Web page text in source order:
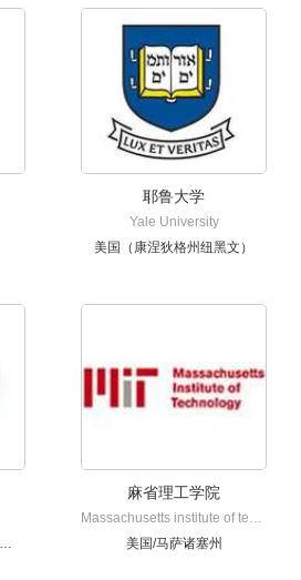
耶鲁大学
Yale University
美国（康涅狄格州纽黑文）
麻省理工学院
美国/马萨诸塞州